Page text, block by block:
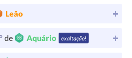
Leão
de Aquário exaltação!